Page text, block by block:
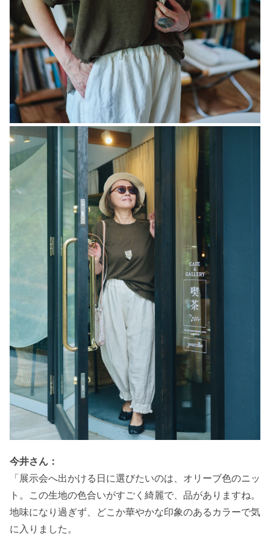
今井さん：
「展示会へ出かける日に選びたいのは、オリーブ色のニッ
ト。この生地の色合いがすごく綺麗で、品がありますね。
地味になり過ぎず、どこか華やかな印象のあるカラーで気
に入りました。